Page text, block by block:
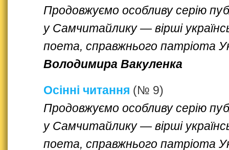
Продовжуємо особливу серію
у Самчитайлику — вірші
поета, справжнього патріота
Володимира Вакуленка
Осінні читання (№ 9)
Продовжуємо особливу серію
у Самчитайлику — вірші
поета, справжнього патріота